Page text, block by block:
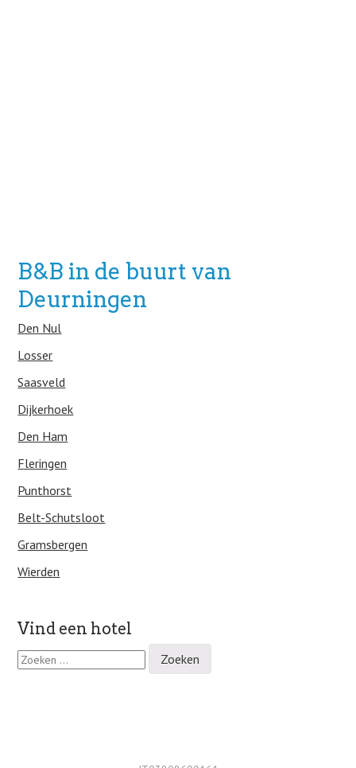
B&B in de buurt van
Deurningen
Den Nul
Losser
Saasveld
Dijkerhoek
Den Ham
Fleringen
Punthorst
Belt-Schutsloot
Gramsbergen
Wierden
Vind een hotel
Z
o